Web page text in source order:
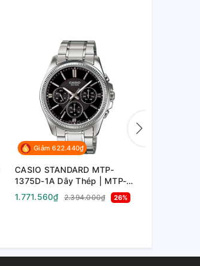
Giảm 622.440₫
CASIO STANDARD MTP-
1375D-1A Dây Thép | MTP-
1375D-1AVDF
1.771.560₫ 2.394.000₫ 26%